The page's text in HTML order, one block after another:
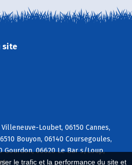
le trafic et la performance du site et
site
Loubet, 06150 Cannes,
Bouyon, 06140 Coursegoules,
Gourdon, 06620 Le Bar s/Loup,